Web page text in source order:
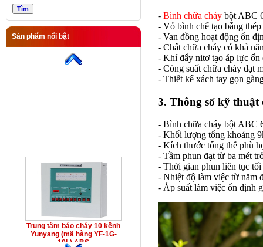
Sản phẩm nổi bật
Trung tâm báo cháy 10 kênh
Yunyang (mã hàng YF-1G-
10L) ABS
Trung tâm báo cháy 10 kênh
Yunyang (mã hàng YF-1G-
10L) ABS
- Bình chữa cháy bột ABC
- Vỏ bình chế tạo bằng
- Van đồng hoạt động ổn
- Chất chữa cháy có khả
- Khí đẩy nitơ tạo áp lực ổn
- Công suất chữa cháy đạt
- Thiết kế xách tay gọn
3. Thông số kỹ thuật
- Bình chữa cháy bột ABC
- Khối lượng tổng khoảng
- Kích thước tổng thể phù
- Tầm phun đạt từ ba mét
- Thời gian phun liên tục
- Nhiệt độ làm việc từ năm
- Áp suất làm việc ổn định